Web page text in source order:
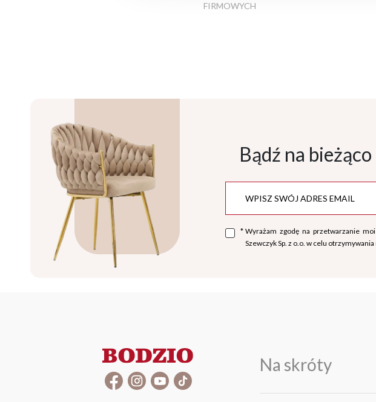
FIRMOWYCH
Bądź na bieżąco
* Wyrażam zgodę na przetwarzanie
Szewczyk Sp. z o.o. w celu
Na skróty